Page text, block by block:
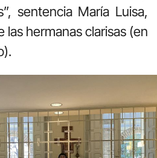
sentencia María Luisa,
las hermanas clarisas (en